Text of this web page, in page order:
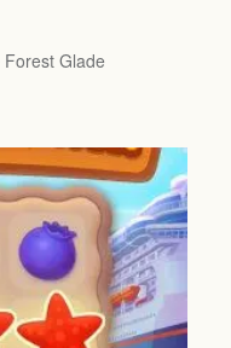
Glade